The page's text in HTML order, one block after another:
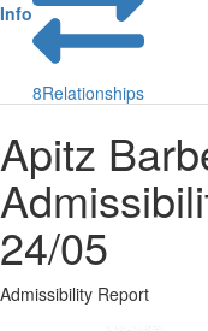
Info
8Relationships
Apitz
24/05
Admissibility Report